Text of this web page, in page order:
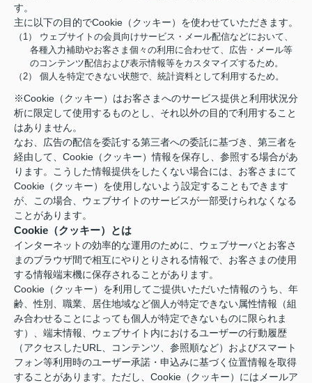
す。
主に以下の目的でCookie（クッキー）を使わせていただきます。
（1） ウェブサイトの会員向けサービス・メール配信などにおいて、
各種入力補助やお客さま個々の利用に合わせて、広告・メール等
のコンテンツ配信および表示情報等をカスタマイズするため。
（2） 個人を特定できない状態で、統計資料として利用するため。
※Cookie（クッキー）はお客さまへのサービス提供と利用状況分
析に限定して使用するものとし、それ以外の目的で利用すること
はありません。
なお、広告の配信を委託する第三者への委託に基づき、第三者を
経由して、Cookie（クッキー）情報を保存し、参照する場合があ
ります。こうした情報提供をしたくない場合には、お客さまにて
Cookie（クッキー）を使用しないよう設定することもできます
が、この場合、ウェブサイトのサービスが一部受けられなくなる
ことがあります。
Cookie（クッキー）とは
インターネットの効率的な運用のために、ウェブサーバとお客さ
まのブラウザ間で相互にやりとりされる情報で、お客さまの使用
する情報端末機に保存されることがあります。
Cookie（クッキー）を利用してご提供いただいた情報のうち、年
齢、性別、職業、居住地域など個人が特定できない属性情報（組
み合わせることによっても個人が特定できないものに限られま
す）、端末情報、ウェブサイト内におけるユーザーの行動履歴
（アクセスしたURL、コンテンツ、参照順など）およびスマート
フォン等利用時のユーザー承諾・申込みに基づく位置情報を取得
することがあります。ただし、Cookie（クッキー）にはメールア